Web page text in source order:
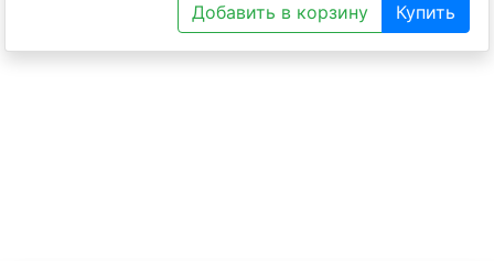
Добавить в корзину Купить